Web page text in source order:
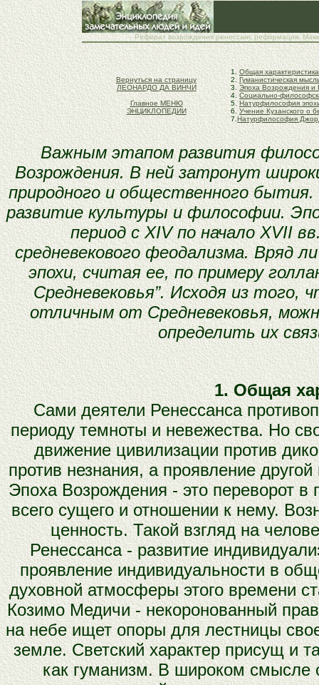
Реферат возрождения ренессанс реформация.
Вернуться на страницу
ЛЕОНАРДО ДА ВИНЧИ
Главное МЕНЮ
ЭНЦИКЛОПЕДИИ
1.Общая
2. Гуманистическая
3. Эпоха Возрождения
4.Социально-
5.Натурфилософия
6.Учение Кузанского о
7.Натурфилософия
Важным этапом развития
Возрождения. В ней затронут
природного и общественного
развитие культуры и философии.
период с XIV по начало XVII
средневекового феодализма. Вряд
эпохи, считая ее, по примеру
Средневековья”. Исходя из того,
отличным от Средневековья,
определить их
1. Общая
Сами деятели Ренессанса
периоду темноты и невежества. Но
движение цивилизации против
против незнания, а проявление
Эпоха Возрождения - это переворот в
всего сущего и отношении к нему.
ценность. Такой взгляд на
Ренессанса - развитие
проявление индивидуальности в
духовной атмосферы этого времени
Козимо Медичи - некоронованный
на небе ищет опоры для лестницы
земле. Светский характер присущ и
как гуманизм. В широком смысле